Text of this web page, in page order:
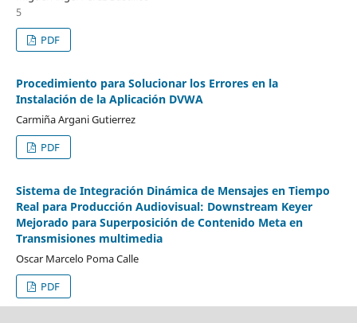
5
PDF
Procedimiento para Solucionar los Errores en la
Instalación de la Aplicación DVWA
Carmiña Argani Gutierrez
PDF
Sistema de Integración Dinámica de Mensajes en Tiempo
Real para Producción Audiovisual: Downstream Keyer
Mejorado para Superposición de Contenido Meta en
Transmisiones multimedia
Oscar Marcelo Poma Calle
PDF